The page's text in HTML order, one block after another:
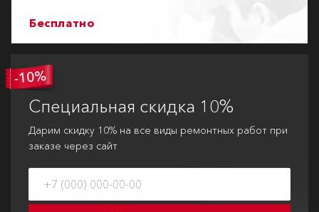
Бесплатно
Специальная скидка 10%
Дарим скидку 10% на все виды ремонтных работ при
заказе через сайт